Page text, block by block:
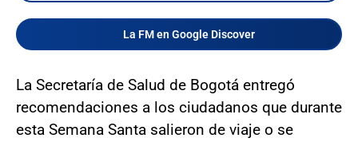
La FM en Google Discover
La Secretaría de Salud de Bogotá entregó
recomendaciones a los ciudadanos que durante
esta Semana Santa salieron de viaje o se